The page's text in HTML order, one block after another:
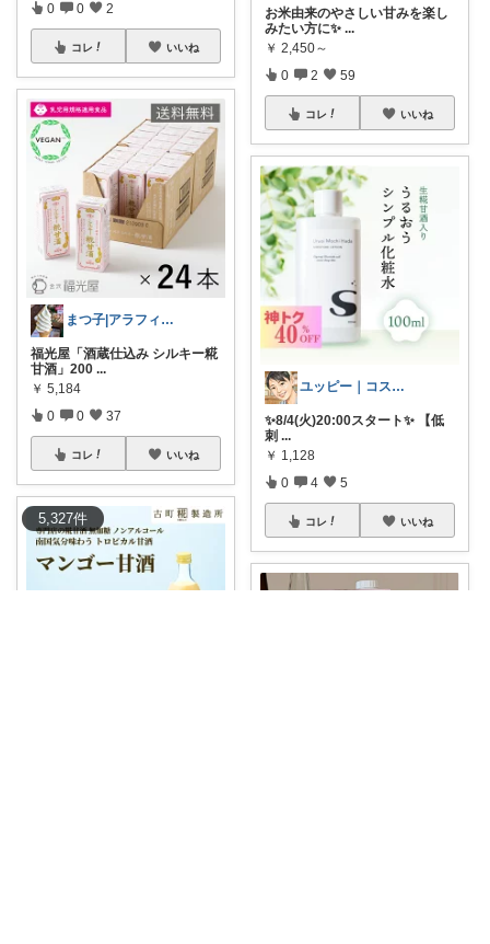
5,327件
0 0 2
コレ いいね
まつ子|アラフィフ主婦のときめくモノ
福光屋「酒蔵仕込み シルキー糀
甘酒」200 ...
￥ 5,184
0 0 37
コレ いいね
お米由来のやさしい甘みを楽し
みたい方に✨ ...
￥ 2,450～
0 2 59
コレ いいね
ユッピー｜コスメと子育てROOM
✨8/4(火)20:00スタート✨ 【低
刺 ...
￥ 1,128
0 4 5
コレ いいね